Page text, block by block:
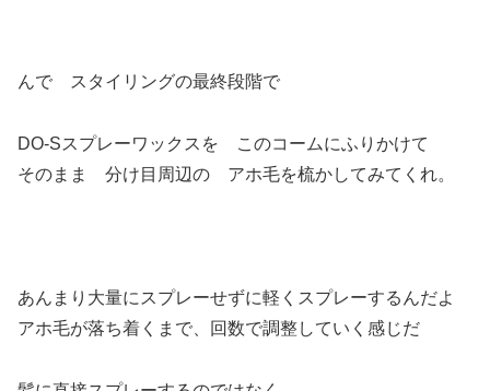
んで スタイリングの最終段階で
DO-Sスプレーワックスを このコームにふりかけて
そのまま 分け目周辺の アホ毛を梳かしてみてくれ。
あんまり大量にスプレーせずに軽くスプレーするんだよ
アホ毛が落ち着くまで、回数で調整していく感じだ